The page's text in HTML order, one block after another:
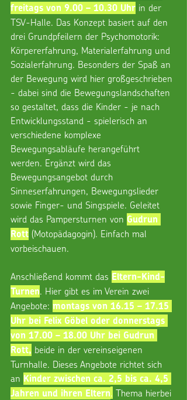
freitags von 9.00 – 10.30 Uhr in der
TSV-Halle. Das Konzept basiert auf den
drei Grundpfeilern der Psychomotorik:
Körpererfahrung, Materialerfahrung und
Sozialerfahrung. Besonders der Spaß an
der Bewegung wird hier großgeschrieben
- dabei sind die Bewegungslandschaften
so gestaltet, dass die Kinder - je nach
Entwicklungsstand - spielerisch an
verschiedene komplexe
Bewegungsabläufe herangeführt
werden. Ergänzt wird das
Bewegungsangebot durch
Sinneserfahrungen, Bewegungslieder
sowie Finger- und Singspiele. Geleitet
wird das Pampersturnen von Gudrun
Rott (Motopädagogin). Einfach mal
vorbeischauen.
Anschließend kommt das Eltern-Kind-
Turnen. Hier gibt es im Verein zwei
Angebote: montags von 16.15 – 17.15
Uhr bei Felix Göbel oder donnerstags
von 17.00 – 18.00 Uhr bei Gudrun
Rott, beide in der vereinseigenen
Turnhalle. Dieses Angebote richtet sich
an Kinder zwischen ca. 2,5 bis ca. 4,5
Jahren und ihren Eltern. Thema hierbei